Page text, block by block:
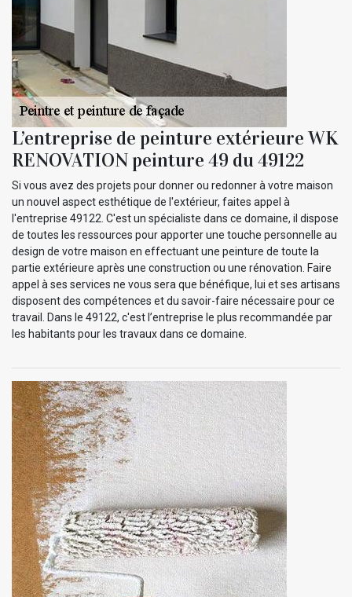
L’entreprise de peinture extérieure WK
RENOVATION peinture 49 du 49122
Si vous avez des projets pour donner ou redonner à votre maison
un nouvel aspect esthétique de l'extérieur, faites appel à
l'entreprise 49122. C'est un spécialiste dans ce domaine, il dispose
de toutes les ressources pour apporter une touche personnelle au
design de votre maison en effectuant une peinture de toute la
partie extérieure après une construction ou une rénovation. Faire
appel à ses services ne vous sera que bénéfique, lui et ses artisans
disposent des compétences et du savoir-faire nécessaire pour ce
travail. Dans le 49122, c'est l’entreprise le plus recommandée par
les habitants pour les travaux dans ce domaine.